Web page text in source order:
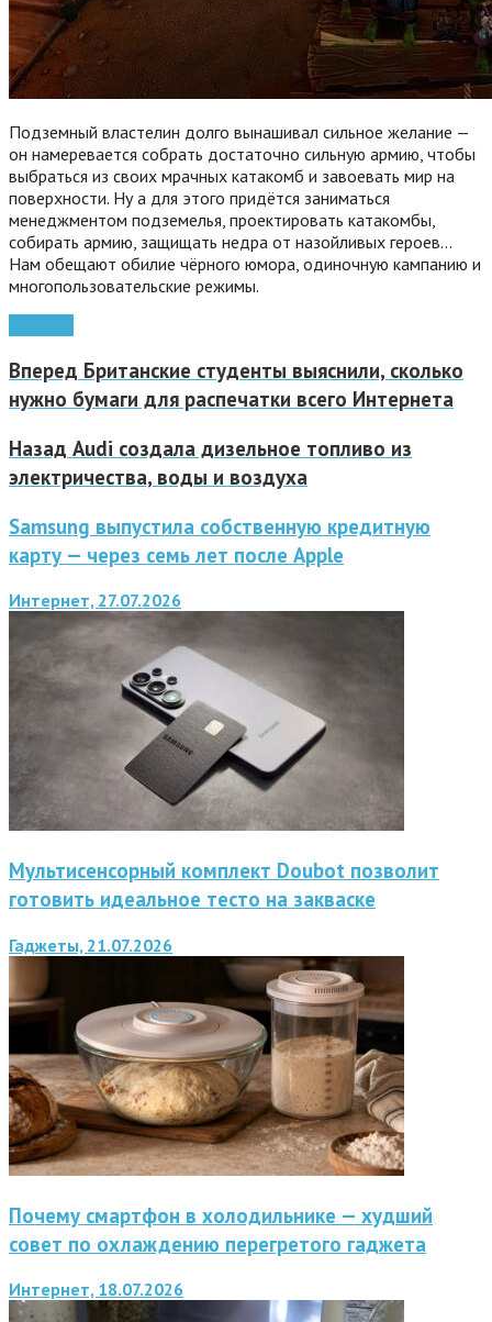
Подземный властелин долго вынашивал сильное желание —
он намеревается собрать достаточно сильную армию, чтобы
выбраться из своих мрачных катакомб и завоевать мир на
поверхности. Ну а для этого придётся заниматься
менеджментом подземелья, проектировать катакомбы,
собирать армию, защищать недра от назойливых героев…
Нам обещают обилие чёрного юмора, одиночную кампанию и
многопользовательские режимы.
Вперед Британские студенты выяснили, сколько
нужно бумаги для распечатки всего Интернета
Назад Audi создала дизельное топливо из
электричества, воды и воздуха
Samsung выпустила собственную кредитную
карту — через семь лет после Apple
Интернет, 27.07.2026
Мультисенсорный комплект Doubot позволит
готовить идеальное тесто на закваске
Гаджеты, 21.07.2026
Почему смартфон в холодильнике — худший
совет по охлаждению перегретого гаджета
Интернет, 18.07.2026